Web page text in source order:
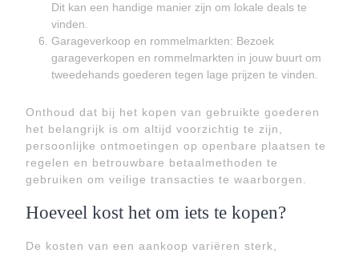
Dit kan een handige manier zijn om lokale deals te
vinden.
Garageverkoop en rommelmarkten: Bezoek
garageverkopen en rommelmarkten in jouw buurt om
tweedehands goederen tegen lage prijzen te vinden.
Onthoud dat bij het kopen van gebruikte goederen
het belangrijk is om altijd voorzichtig te zijn,
persoonlijke ontmoetingen op openbare plaatsen te
regelen en betrouwbare betaalmethoden te
gebruiken om veilige transacties te waarborgen.
Hoeveel kost het om iets te kopen?
De kosten van een aankoop variëren sterk,